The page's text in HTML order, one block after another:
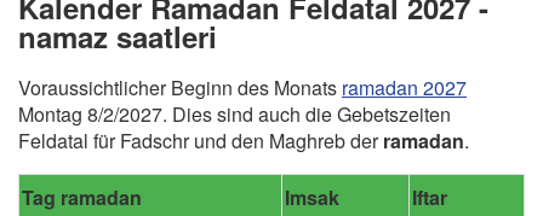
namaz saatleri
Voraussichtlicher Beginn des Monats ramadan 2027
Montag 8/2/2027. Dies sind auch die Gebetszeiten
Feldatal für Fadschr und den Maghreb derramadan.
Tag ramadan Imsak
Iftar